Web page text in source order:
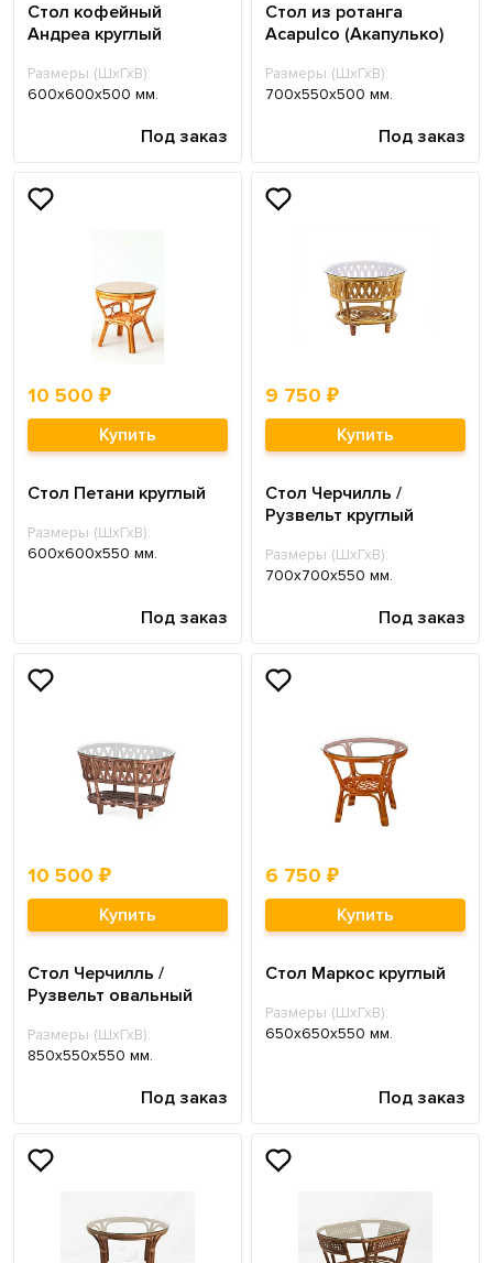
Стол кофейный
Андреа круглый
Размеры (ШхГхВ):
600х600х500 мм.
Под заказ
Стол из ротанга
Acapulco (Акапулько)
Размеры (ШхГхВ):
700х550х500 мм.
Под заказ
10 500 ₽
Купить
Стол Петани круглый
Размеры (ШхГхВ):
600х600х550 мм.
Под заказ
9 750 ₽
Купить
Стол Черчилль /
Рузвельт круглый
Размеры (ШхГхВ):
700х700х550 мм.
Под заказ
10 500 ₽
Купить
Стол Черчилль /
Рузвельт овальный
Размеры (ШхГхВ):
850х550х550 мм.
Под заказ
6 750 ₽
Купить
Стол Маркос круглый
Размеры (ШхГхВ):
650х650х550 мм.
Под заказ